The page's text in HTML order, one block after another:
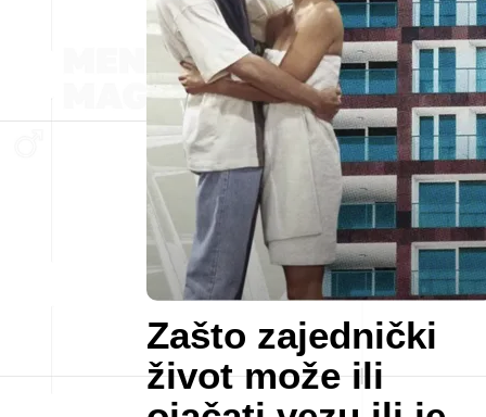
Zašto zajednički
život može ili